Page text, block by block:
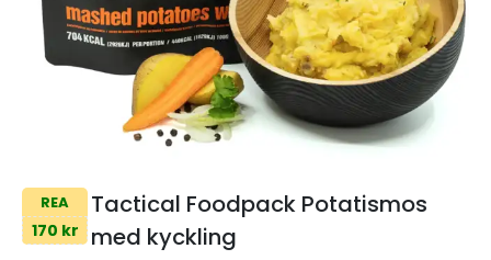
REA
170 kr
Tactical Foodpack Potatismos
med kyckling